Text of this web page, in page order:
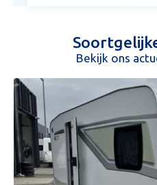
Aanvraag
Bekijk ons